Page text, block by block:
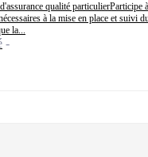
qualité particulierParticipe
à la mise en place et suivi
la...